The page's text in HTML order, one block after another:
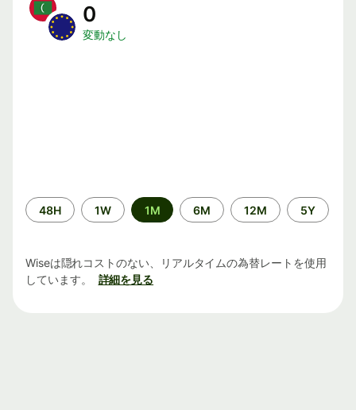
0
変動なし
期
間
48H 1W 1M 6M 12M 5Y
Wiseは隠れコストのない、リアルタイムの為替レートを使用
しています。
詳細を見る